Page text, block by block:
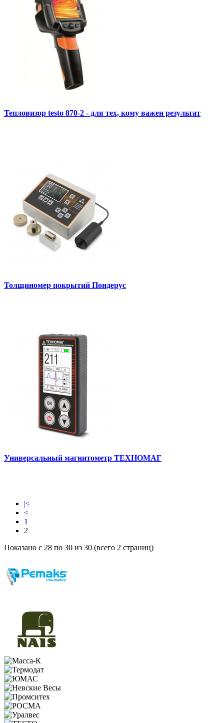
Тепловизор testo 870-2 - для тех, кому важен результат
Толщиномер покрытий Пондерус
Универсальный магнитометр ТЕХНОМАГ
|<
<
1
2
Показано с 28 по 30 из 30 (всего 2 страниц)